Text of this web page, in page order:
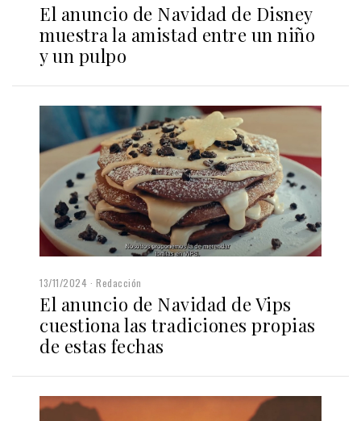
El anuncio de Navidad de Disney
muestra la amistad entre un niño
y un pulpo
13/11/2024 Redacción
El anuncio de Navidad de Vips
cuestiona las tradiciones propias
de estas fechas